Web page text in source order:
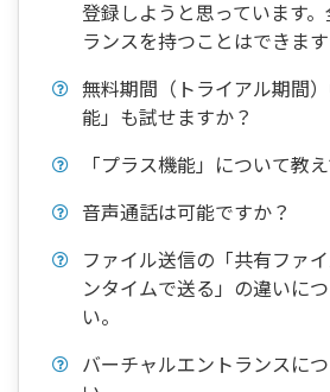
登録しようと思っています
ランスを持つことはできます
無料期間（トライアル期間
能」も試せますか？
「プラス機能」について教え
音声通話は可能ですか？
ファイル送信の「共有ファ
ンタイムで送る」の違いに
い。
バーチャルエントランスに